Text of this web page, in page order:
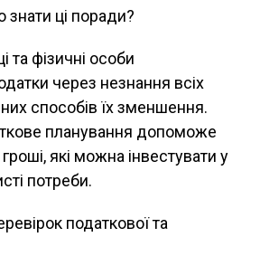
ці поради?
та фізичні особи
через незнання всіх
способів їх зменшення.
планування допоможе
які можна інвестувати у
потреби.
податкової та